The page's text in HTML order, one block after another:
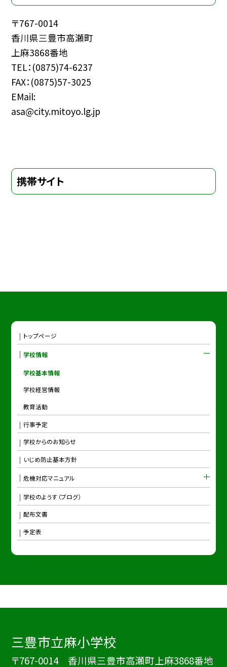
〒767-0014
香川県三豊市高瀬町
上麻3868番地
TEL：(0875)74-6237
FAX：(0875)57-3025
EMail:
asa@city.mitoyo.lg.jp
携帯サイト
トップページ
学校情報
学校基本情報
学校経営情報
教育活動
行事予定
学校からのお知らせ
いじめ防止基本方針
危機対応マニュアル
学校のようす（ブログ）
配布文書
予定表
三豊市立麻小学校
〒767-0014 香川県三豊市高瀬町上麻3868番地